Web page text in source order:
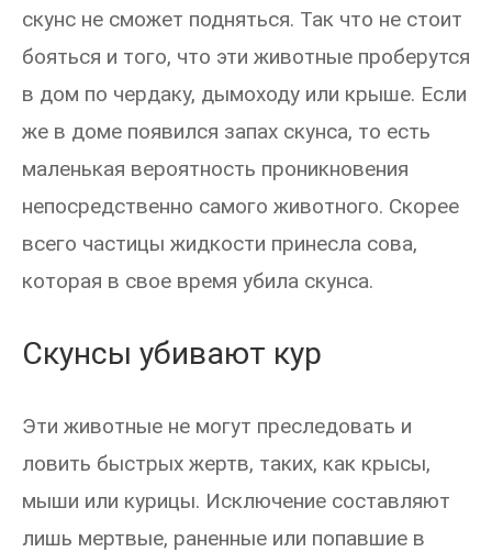
скунс не сможет подняться. Так что не стоит
бояться и того, что эти животные проберутся
в дом по чердаку, дымоходу или крыше. Если
же в доме появился запах скунса, то есть
маленькая вероятность проникновения
непосредственно самого животного. Скорее
всего частицы жидкости принесла сова,
которая в свое время убила скунса.
Скунсы убивают кур
Эти животные не могут преследовать и
ловить быстрых жертв, таких, как крысы,
мыши или курицы. Исключение составляют
лишь мертвые, раненные или попавшие в